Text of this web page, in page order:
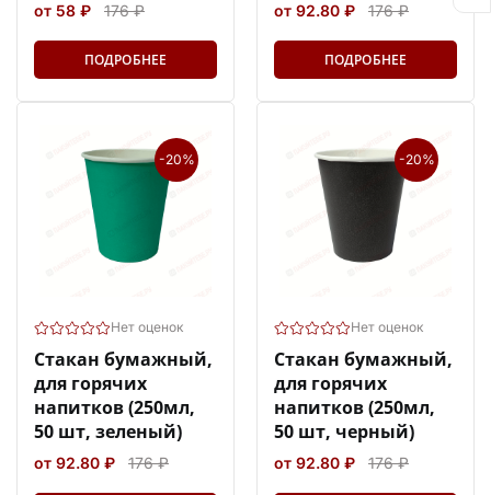
от 58 ₽ 176 ₽
ПОДРОБНЕЕ
от 92.80 ₽ 176 ₽
ПОДРОБНЕЕ
-20%
Нет оценок
Стакан бумажный,
для горячих
напитков (250мл,
50 шт, зеленый)
от 92.80 ₽ 176 ₽
-20%
Нет оценок
Стакан бумажный,
для горячих
напитков (250мл,
50 шт, черный)
от 92.80 ₽ 176 ₽